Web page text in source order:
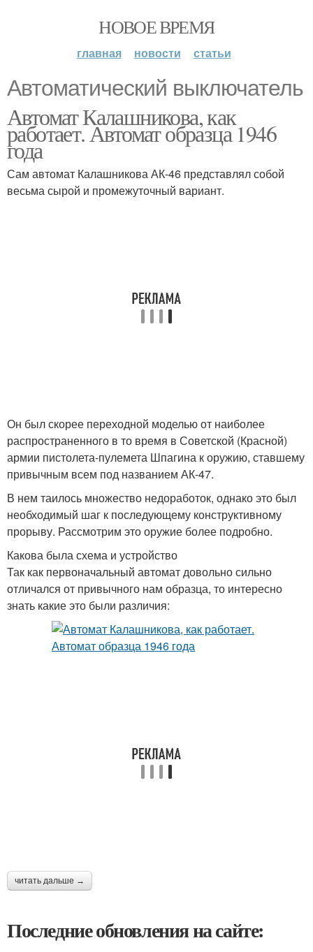
НОВОЕ ВРЕМЯ
главная новости статьи
Автоматический выключатель
Автомат Калашникова, как
работает. Автомат образца 1946
года
Сам автомат Калашникова АК-46 представлял собой
весьма сырой и промежуточный вариант.
Он был скорее переходной моделью от наиболее
распространенного в то время в Советской (Красной)
армии пистолета-пулемета Шпагина к оружию, ставшему
привычным всем под названием АК-47.
В нем таилось множество недоработок, однако это был
необходимый шаг к последующему конструктивному
прорыву. Рассмотрим это оружие более подробно.
Какова была схема и устройство
Так как первоначальный автомат довольно сильно
отличался от привычного нам образца, то интересно
знать какие это были различия:
читать дальше →
Последние обновления на сайте: